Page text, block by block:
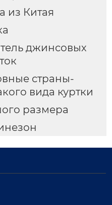
из Китая
джинсовых
страны-
вида куртки
размера